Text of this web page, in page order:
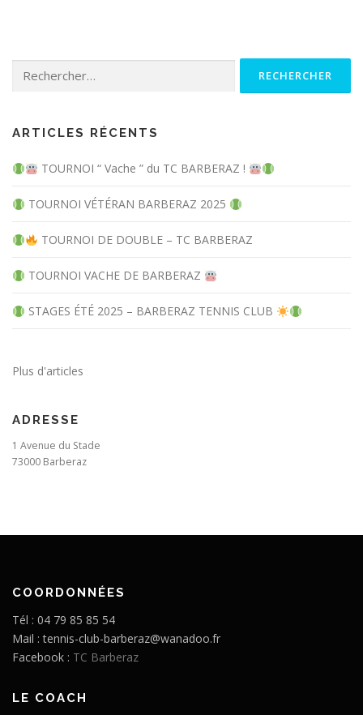
ARTICLES RÉCENTS
TOURNOI “ Vache ” du TC BARBERAZ !
TOURNOI VÉTÉRAN BARBERAZ 2025
TOURNOI DE DOUBLE – TC BARBERAZ
TOURNOI VACHE DE BARBERAZ
STAGES ÉTÉ 2025 – BARBERAZ TENNIS CLUB
Plus d'articles
ADRESSE
1 Avenue du Stade
73000 Barberaz
COORDONNÉES
Tél : 04 79 85 85 54
Mail : tennis-club-barberaz@wanadoo.fr
Facebook : TC Barberaz
LE COACH